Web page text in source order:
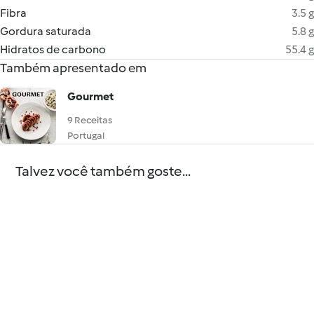
Fibra
3.5 g
Gordura saturada
5.8 g
Hidratos de carbono
55.4 g
Também apresentado em
Gourmet
9 Receitas
Portugal
Talvez você também goste...